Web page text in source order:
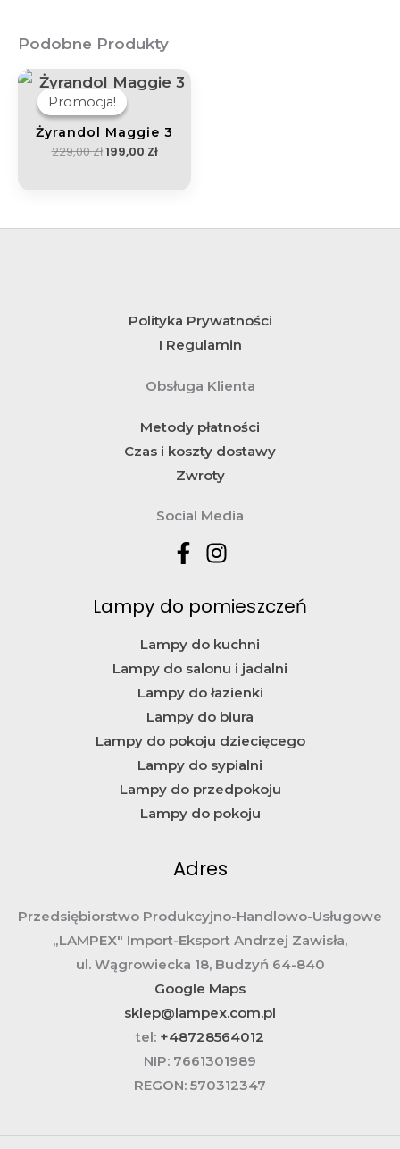
Podobne Produkty
Promocja!
Promocja!
Żyrandol Maggie 3
229,00Zł
Pierwotna
Cena
Wynosiła:
229,00 Zł.
199,00 Zł
Aktualna
Cena
Polityka Prywatności
I Regulamin
Obsługa Klienta
Metody płatności
Czas i koszty dostawy
Zwroty
Social Media
Lampy do pomieszczeń
Lampy do kuchni
Lampy do salonu i jadalni
Lampy do łazienki
Lampy do biura
Lampy do pokoju dziecięcego
Lampy do sypialni
Lampy do przedpokoju
Lampy do pokoju
Adres
Przedsiębiorstwo Produkcyjno-Handlowo-Usługowe
„LAMPEX" Import-Eksport Andrzej Zawisła,
ul. Wągrowiecka 18, Budzyń 64-840
Google Maps
sklep@lampex.com.pl
tel: +48728564012
NIP: 7661301989
REGON: 570312347